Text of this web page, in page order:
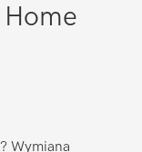
Wymiana